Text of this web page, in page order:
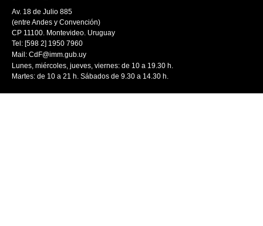
Av. 18 de Julio 885
(entre Andes y Convención)
CP 11100. Montevideo. Uruguay
Tel: [598 2] 1950 7960
Mail: CdF@imm.gub.uy
Lunes, miércoles, jueves, viernes: de 10 a 19.30 h.
Martes: de 10 a 21 h. Sábados de 9.30 a 14.30 h.